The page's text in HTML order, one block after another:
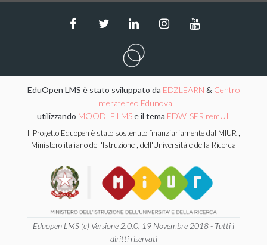
EduOpen LMS è stato sviluppato da EDZLEARN & Centro
Interateneo Edunova
utilizzando MOODLE LMSe il tema EDWISER remUI
Il Progetto Eduopen è stato sostenuto finanziariamente dal MIUR ,
Ministero italiano dell'Istruzione , dell'Università e della Ricerca
Eduopen LMS (c) Versione 2.0.0, 19 Novembre 2018 - Tutti i
diritti riservati